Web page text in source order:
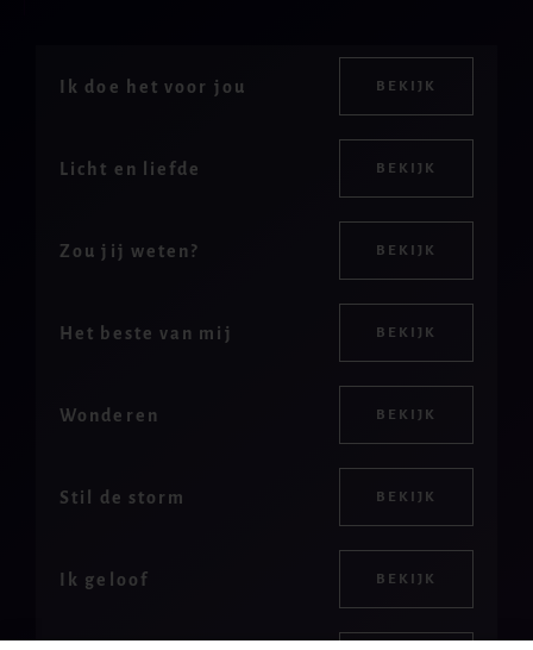
Ik doe het voor jou BEKIJK
Licht en liefde BEKIJK
Zou jij weten? BEKIJK
Het beste van mij BEKIJK
Wonderen BEKIJK
Stil de storm BEKIJK
Ik geloof BEKIJK